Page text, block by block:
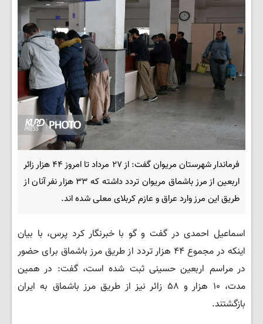
فرماندار شهرستان مریوان گفت: از ۲۷ مرداد تا امروز ۴۴ هزار زائر
اربعین از مرز باشماق مریوان تردد داشته که ۳۳ هزار نفر آنان از
طریق این مرز وارد عراق و عازم کربلای معلی شده اند.
اسماعیل احمدی در گفت و گو با خبرنگار کرد پرس، با بیان
اینکه در مجموع ۴۴ هزار تردد از طریق مرز باشماق برای حضور
در مراسم اربعین حسینی ثبت شده است، گفت: در همین
مدت، ۱۰ هزار و ۵۸ زائر نیز از طریق مرز باشماق به ایران
بازگشتند.